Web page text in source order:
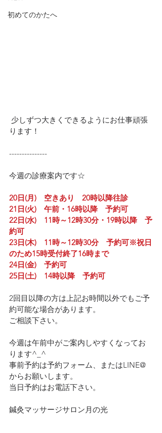
初めてのかたへ
ります！
---------------
今週の診療案内です☆
20日(月)　空きあり　20時以降往診
21日(火)　午前・16時以降　予約可
22日(水)　11時～12時30分・19時以降　予
約可
23日(木)　11時～12時30分　予約可※祝日
のため15時受付終了16時まで
24日(金)　予約可
25日(土)　14時以降　予約可
2回目以降の方は上記お時間以外でもご予
約可能な場合があります。
ご相談下さい。
今週は午前中がご案内しやすくなってお
ります^_^
事前予約は予約フォーム、またはLINE@
からお願いします。
当日予約はお電話下さい。
鍼灸マッサージサロン月の光